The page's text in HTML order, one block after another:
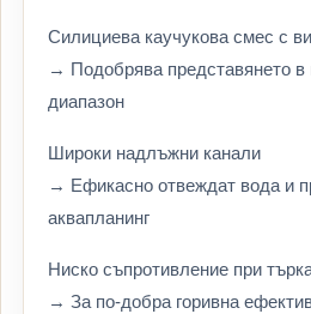
Силициева каучукова смес с
→ Подобрява представянето в
диапазон
Широки надлъжни канали
→ Ефикасно отвеждат вода и
аквапланинг
Ниско съпротивление при
→ За по-добра горивна